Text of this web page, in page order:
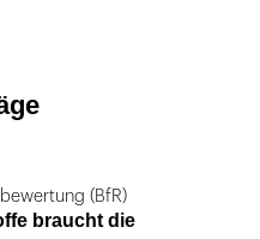
(BfR)
braucht die